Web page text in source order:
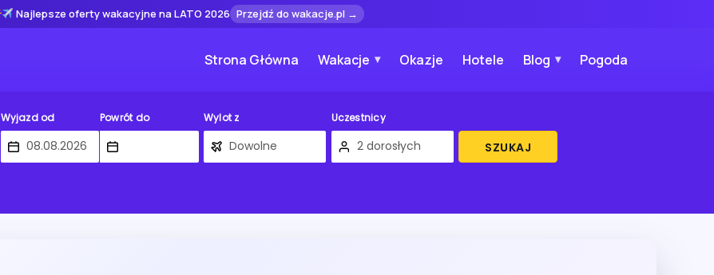
Najlepsze oferty wakacyjne na LATO 2026 Przejdź do wakacje.pl →
Strona Główna Wakacje Okazje Hotele Blog Pogoda
Wyjazd od Powrót do Wylot z Uczestnicy
SZUKAJ